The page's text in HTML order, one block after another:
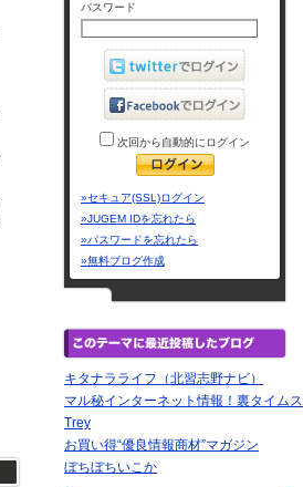
パスワード
次回から自動的にログイン
»セキュア(SSL)ログイン
»JUGEM IDを忘れたら
»パスワードを忘れたら
»無料ブログ作成
キタナラライフ（北習志野ナビ）
マル秘インターネット情報！裏タイムス
Trey
お買い得“優良情報商材”マガジン
ぼちぼちいこか